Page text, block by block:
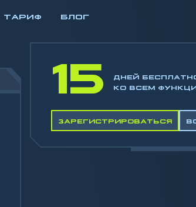
ТАРИФ БЛОГ
15
ДНЕЙ
КО ВСЕМ
ЗАРЕГИСТРИРОВАТЬСЯ